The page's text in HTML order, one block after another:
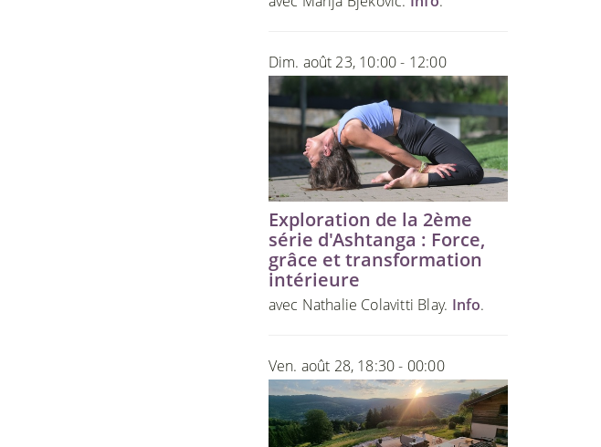
Dim. août 23, 10:00 - 12:00
Exploration de la 2ème
série d'Ashtanga : Force,
grâce et transformation
intérieure
avec Nathalie Colavitti Blay. Info.
Ven. août 28, 18:30 - 00:00